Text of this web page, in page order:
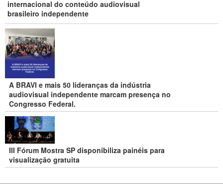
internacional do conteúdo audiovisual
brasileiro independente
A BRAVI e mais 50 lideranças da indústria
audiovisual independente marcam presença no
Congresso Federal.
III Fórum Mostra SP disponibiliza painéis para
visualização gratuita